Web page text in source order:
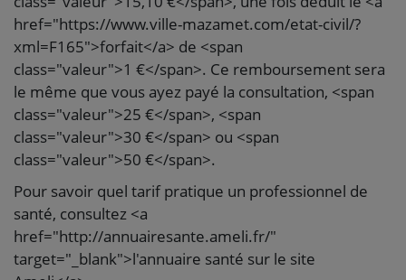
href="https://www.ville-mazamet.com/etat-civil/?
xml=F165">forfait</a> de <span
class="valeur">1 €</span>. Ce remboursement sera
le même que vous ayez payé la consultation, <span
class="valeur">25 €</span>, <span
class="valeur">30 €</span> ou <span
class="valeur">50 €</span>.
Pour savoir quel tarif pratique un professionnel de
santé, consultez <a
href="http://annuairesante.ameli.fr/"
target="_blank">l'annuaire santé sur le site